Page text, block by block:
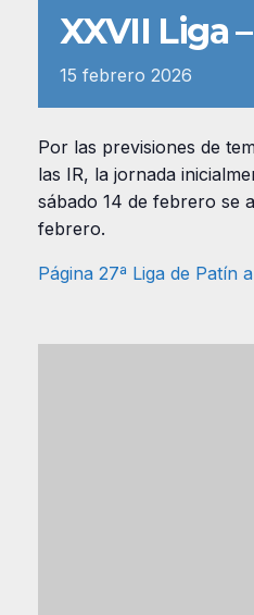
XXVII Liga
15 febrero 2026
Por las previsiones de
las IR, la jornada
sábado 14 de febrero se
febrero.
Página 27ª Liga de Patín